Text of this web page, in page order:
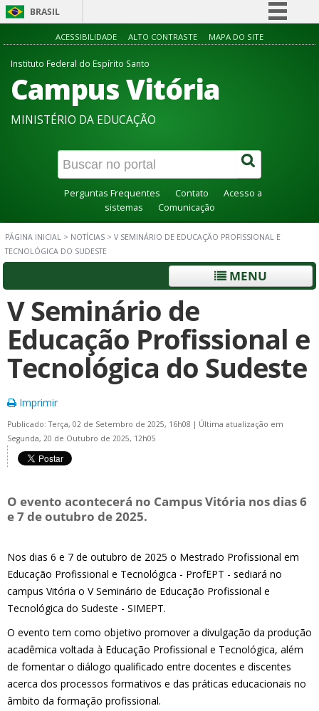
BRASIL
Simplifique!
Acesso à informação
Canais
ACESSIBILIDADE ALTO CONTRASTE MAPA DO SITE
Instituto Federal do Espírito Santo
Campus Vitória
MINISTÉRIO DA EDUCAÇÃO
Perguntas Frequentes Contato
Acesso a
sistemas
Comunicação
PÁGINA INICIAL > NOTÍCIAS > V SEMINÁRIO DE EDUCAÇÃO PROFISSIONAL E
TECNOLÓGICA DO SUDESTE
MENU
V Seminário de
Educação Profissional e
Tecnológica do Sudeste
Imprimir
Publicado: Terça, 02 de Setembro de 2025, 16h08 | Última atualização em
Segunda, 20 de Outubro de 2025, 12h05
O evento acontecerá no Campus Vitória nos dias 6
e 7 de outubro de 2025.
Nos dias 6 e 7 de outubro de 2025 o Mestrado Profissional em
Educação Profissional e Tecnológica - ProfEPT - sediará no
campus Vitória o V Seminário de Educação Profissional e
Tecnológica do Sudeste - SIMEPT.
O evento tem como objetivo promover a divulgação da produção
acadêmica voltada à Educação Profissional e Tecnológica, além
de fomentar o diálogo qualificado entre docentes e discentes
acerca dos processos formativos e das práticas educacionais no
âmbito da formação profissional.